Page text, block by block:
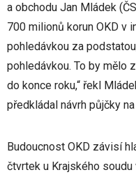
a obchodu Jan Mládek
700 milionů korun OKD v
pohledávkou za
pohledávkou. To by mělo
do konce roku,“ řekl
předkládal návrh půjčky
Budoucnost OKD závisí
čtvrtek u Krajského